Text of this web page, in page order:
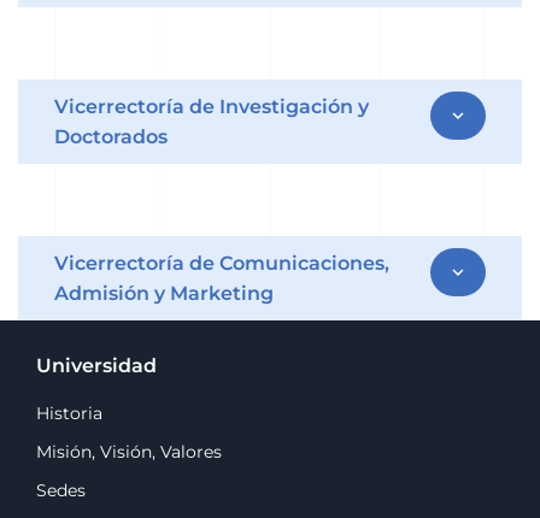
Vicerrectoría de Investigación y
Doctorados
expand_more
Vicerrectoría de Comunicaciones,
Admisión y Marketing
expand_more
Universidad
Historia
Misión, Visión, Valores
Sedes